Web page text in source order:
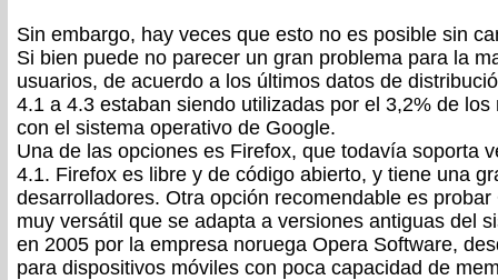
Sin embargo, hay veces que esto no es posible sin
Si bien puede no parecer un gran problema para la
usuarios, de acuerdo a los últimos datos de
4.1 a 4.3 estaban siendo utilizadas por el 3,2% de
con el sistema operativo de Google.
Una de las opciones es Firefox, que todavía soporta
4.1. Firefox es libre y de código abierto, y tiene una
desarrolladores. Otra opción recomendable es
muy versátil que se adapta a versiones antiguas del
en 2005 por la empresa noruega Opera Software,
para dispositivos móviles con poca capacidad de